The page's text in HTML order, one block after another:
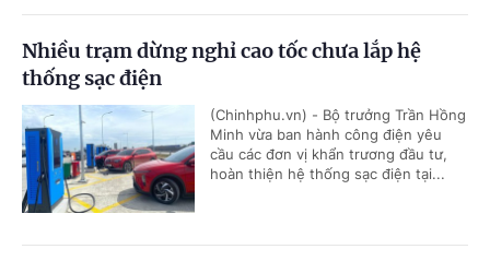
Nhiều trạm dừng nghỉ cao tốc chưa lắp hệ
thống sạc điện
(Chinhphu.vn) - Bộ trưởng Trần Hồng
Minh vừa ban hành công điện yêu
cầu các đơn vị khẩn trương đầu tư,
hoàn thiện hệ thống sạc điện tại...